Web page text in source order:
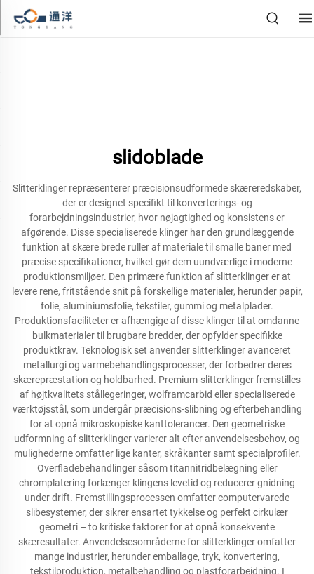
slidoblade
Slitterklinger repræsenterer præcisionsudformede skæreredskaber,
der er designet specifikt til konverterings- og
forarbejdningsindustrier, hvor nøjagtighed og konsistens er
afgørende. Disse specialiserede klinger har den grundlæggende
funktion at skære brede ruller af materiale til smalle baner med
præcise specifikationer, hvilket gør dem uundværlige i moderne
produktionsmiljøer. Den primære funktion af slitterklinger er at
levere rene, fritstående snit på forskellige materialer, herunder papir,
folie, aluminiumsfolie, tekstiler, gummi og metalplader.
Produktionsfaciliteter er afhængige af disse klinger til at omdanne
bulkmaterialer til brugbare bredder, der opfylder specifikke
produktkrav. Teknologisk set anvender slitterklinger avanceret
metallurgi og varmebehandlingsprocesser, der forbedrer deres
skærepræstation og holdbarhed. Premium-slitterklinger fremstilles
af højtkvalitets stållegeringer, wolframcarbid eller specialiserede
værktøjsstål, som undergår præcisions-slibning og efterbehandling
for at opnå mikroskopiske kanttolerancer. Den geometriske
udformning af slitterklinger varierer alt efter anvendelsesbehov, og
mulighederne omfatter lige kanter, skråkanter samt specialprofiler.
Overfladebehandlinger såsom titannitridbelægning eller
chromplatering forlænger klingens levetid og reducerer gnidning
under drift. Fremstillingsprocessen omfatter computervarede
slibesystemer, der sikrer ensartet tykkelse og perfekt cirkulær
geometri – to kritiske faktorer for at opnå konsekvente
skæresultater. Anvendelsesområderne for slitterklinger omfatter
mange industrier, herunder emballage, tryk, konvertering,
tekstilproduktion, metalbehandling og plastforarbejdning. I